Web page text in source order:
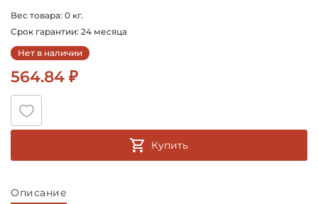
Вес товара: 0 кг.
Срок гарантии: 24 месяца
Нет в наличии
564.84 ₽
Купить
Описание